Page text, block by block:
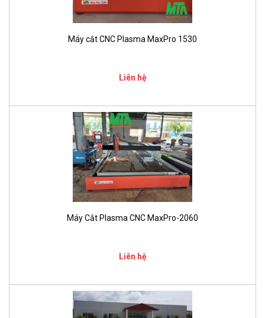
Máy cắt CNC Plasma MaxPro 1530
Liên hệ
Máy Cắt Plasma CNC MaxPro-2060
Liên hệ